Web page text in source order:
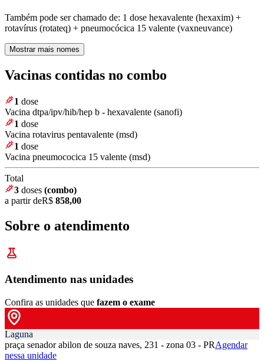
Também pode ser chamado de: 1 dose hexavalente (hexaxim) +
rotavírus (rotateq) + pneumocócica 15 valente (vaxneuvance)
Mostrar mais nomes
Vacinas contidas no combo
1 dose
Vacina dtpa/ipv/hib/hep b - hexavalente (sanofi)
1 dose
Vacina rotavirus pentavalente (msd)
1 dose
Vacina pneumococica 15 valente (msd)
Total
3 doses (combo)
a partir deR$ 858,00
Sobre o atendimento
Atendimento nas unidades
Confira as unidades que fazem o exame
Laguna
praça senador abilon de souza naves, 231 - zona 03 - PRAgendar
nessa unidade